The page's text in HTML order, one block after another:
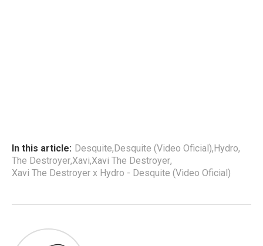
In this article: Desquite,Desquite (Video Oficial),Hydro,
The Destroyer,Xavi,Xavi The Destroyer,
Xavi The Destroyer x Hydro - Desquite (Video Oficial)